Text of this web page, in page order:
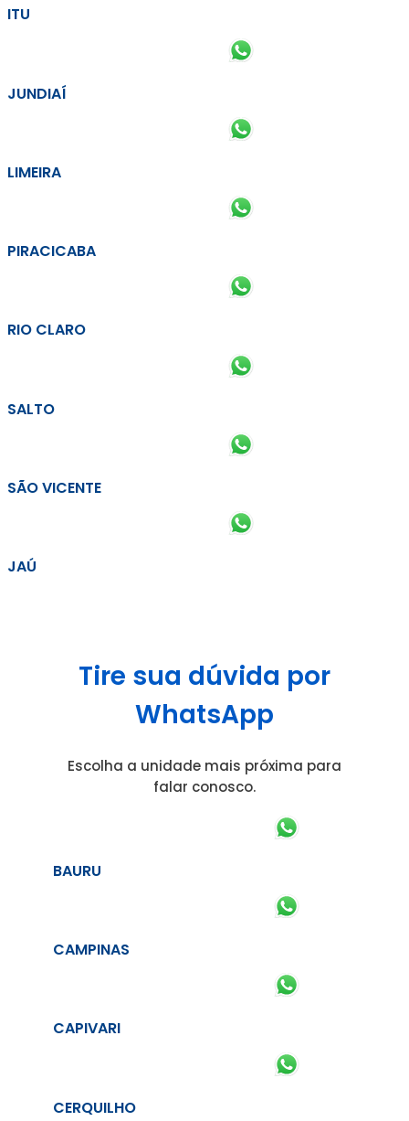
ITU
JUNDIAÍ
LIMEIRA
PIRACICABA
RIO CLARO
SALTO
SÃO VICENTE
JAÚ
Tire sua dúvida por
WhatsApp
Escolha a unidade mais próxima para
falar conosco.
BAURU
CAMPINAS
CAPIVARI
CERQUILHO